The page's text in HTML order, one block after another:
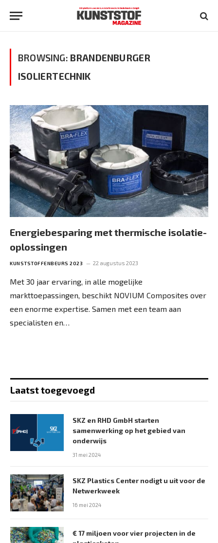
BROWSING: BRANDENBURGER
ISOLIERTECHNIK
Energiebesparing met thermische isolatie-
oplossingen
KUNSTSTOFFENBEURS 2023 22 augustus 2023
Met 30 jaar ervaring, in alle mogelijke
markttoepassingen, beschikt NOVIUM Composites over
een enorme expertise. Samen met een team aan
specialisten en…
Laatst toegevoegd
SKZ en RHD GmbH starten
samenwerking op het gebied van
onderwijs
31 mei 2024
SKZ Plastics Center nodigt u uit voor de
Netwerkweek
16 mei 2024
€ 17 miljoen voor vier projecten in de